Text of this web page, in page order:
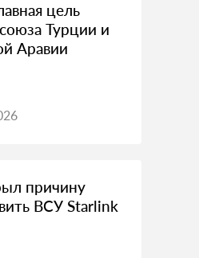
цель
Турции и
Аравии
причину
ВСУ Starlink